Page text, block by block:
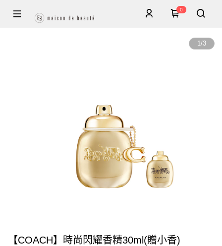
0
1/3
【COACH】時尚閃耀香精30ml(贈小香)